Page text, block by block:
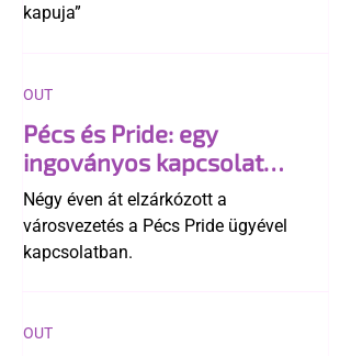
kapuja”
Pécs és Pride: egy
ingoványos kapcsolat
története
Négy éven át elzárkózott a
városvezetés a Pécs Pride ügyével
kapcsolatban.
OUT
OUT